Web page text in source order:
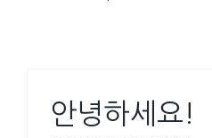
안녕하세요!